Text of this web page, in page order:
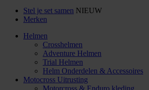
Stel je set samen NIEUW
Merken
Helmen
Crosshelmen
Adventure Helmen
Trial Helmen
Helm Onderdelen & Accessoires
Motocross Uitrusting
Motorcross & Enduro kleding